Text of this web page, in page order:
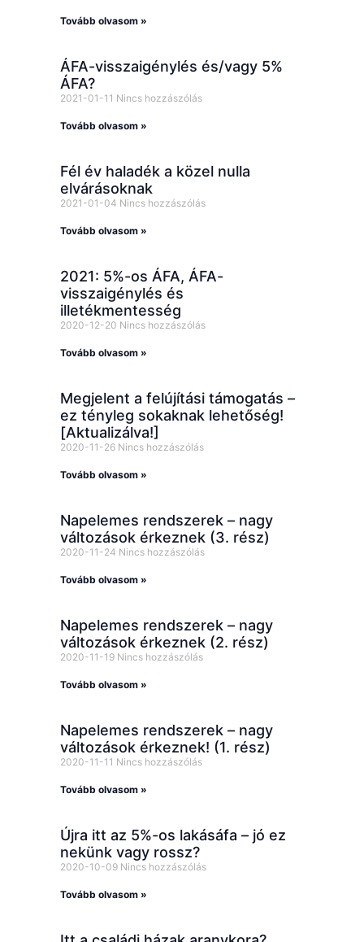
Tovább olvasom »
ÁFA-visszaigénylés és/vagy 5%
ÁFA?
2021-01-11 Nincs hozzászólás
Tovább olvasom »
Fél év haladék a közel nulla
elvárásoknak
2021-01-04 Nincs hozzászólás
Tovább olvasom »
2021: 5%-os ÁFA, ÁFA-
visszaigénylés és
illetékmentesség
2020-12-20 Nincs hozzászólás
Tovább olvasom »
Megjelent a felújítási támogatás –
ez tényleg sokaknak lehetőség!
[Aktualizálva!]
2020-11-26 Nincs hozzászólás
Tovább olvasom »
Napelemes rendszerek – nagy
változások érkeznek (3. rész)
2020-11-24 Nincs hozzászólás
Tovább olvasom »
Napelemes rendszerek – nagy
változások érkeznek (2. rész)
2020-11-19 Nincs hozzászólás
Tovább olvasom »
Napelemes rendszerek – nagy
változások érkeznek! (1. rész)
2020-11-11 Nincs hozzászólás
Tovább olvasom »
Újra itt az 5%-os lakásáfa – jó ez
nekünk vagy rossz?
2020-10-09 Nincs hozzászólás
Tovább olvasom »